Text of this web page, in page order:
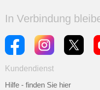
In Verbindung
Kundendienst
Hilfe - finden Sie hier